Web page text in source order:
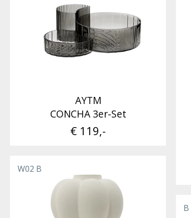
AYTM
CONCHA 3er-Set
€ 119,-
W02 B
B